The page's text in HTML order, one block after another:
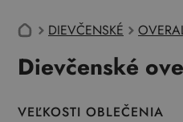
DIEVČENSKÉ
Dievčenské
VEĽKOSTI OBLEČENIA